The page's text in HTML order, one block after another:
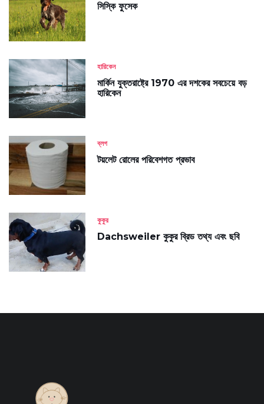
সিস্কি ফুসেক
হারিকেন
মার্কিন যুক্তরাষ্ট্রে 1970 এর দশকের সবচেয়ে বড়
হারিকেন
ব্লগ
টয়লেট রোলের পরিবেশগত প্রভাব
কুকুর
Dachsweiler কুকুর ব্রিড তথ্য এবং ছবি